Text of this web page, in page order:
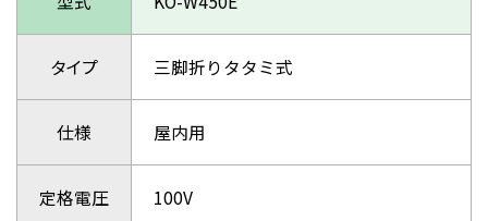
タイプ 三脚折りタタミ式
仕様 屋内用
定格電圧 100V